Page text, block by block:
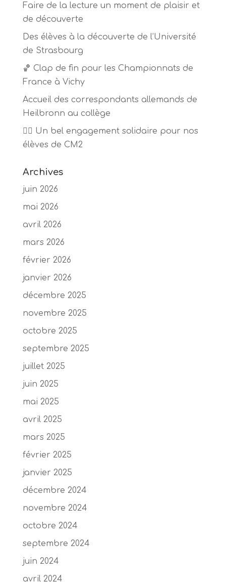
Faire de la lecture un moment de plaisir et
de découverte
Des élèves à la découverte de l’Université
de Strasbourg
🏀 Clap de fin pour les Championnats de
France à Vichy
Accueil des correspondants allemands de
Heilbronn au collège
🏃‍♂️ Un bel engagement solidaire pour nos
élèves de CM2
Archives
juin 2026
mai 2026
avril 2026
mars 2026
février 2026
janvier 2026
décembre 2025
novembre 2025
octobre 2025
septembre 2025
juillet 2025
juin 2025
mai 2025
avril 2025
mars 2025
février 2025
janvier 2025
décembre 2024
novembre 2024
octobre 2024
septembre 2024
juin 2024
avril 2024